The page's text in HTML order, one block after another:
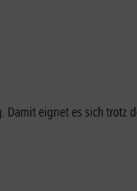
Damit eignet es sich trotz